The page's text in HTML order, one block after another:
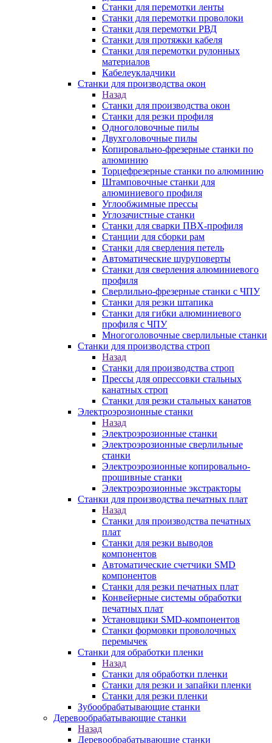
Станки для перемотки ленты
Станки для перемотки проволоки
Станки для перемотки РВД
Станки для протяжки кабеля
Станки для перемотки рулонных
материалов
Кабелеукладчики
Станки для производства окон
Назад
Станки для производства окон
Станки для резки профиля
Одноголовочные пилы
Двухголовочные пилы
Копировально-фрезерные станки по
алюминию
Торцефрезерные станки по алюминию
Штамповочные станки для
алюминиевого профиля
Углообжимные прессы
Углозачистные станки
Станки для сварки ПВХ-профиля
Станции для сборки рам
Станки для сверления петель
Автоматические шуруповерты
Станки для сверления алюминиевого
профиля
Сверлильно-фрезерные станки с ЧПУ
Станки для резки штапика
Станки для гибки алюминиевого
профиля с ЧПУ
Многоголовочные сверлильные станки
Станки для производства строп
Назад
Станки для производства строп
Прессы для опрессовки стальных
канатных строп
Станки для резки стальных канатов
Электроэрозионные станки
Назад
Электроэрозионные станки
Электроэрозионные сверлильные
станки
Электроэрозионные копировально-
прошивные станки
Электроэрозионные экстракторы
Станки для производства печатных плат
Назад
Станки для производства печатных
плат
Станки для резки выводов
компонентов
Автоматические счетчики SMD
компонентов
Станки для резки печатных плат
Конвейерные системы обработки
печатных плат
Установщики SMD-компонентов
Станки формовки проволочных
перемычек
Станки для обработки пленки
Назад
Станки для обработки пленки
Станки для резки и запайки пленки
Станки для резки пленки
Зубообрабатывающие станки
Деревообрабатывающие станки
Назад
Деревообрабатывающие станки